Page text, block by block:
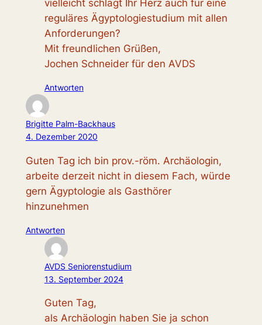
vielleicht schlägt Ihr Herz auch für eine
reguläres Ägyptologiestudium mit allen
Anforderungen?
Mit freundlichen Grüßen,
Jochen Schneider für den AVDS
Antworten
Brigitte Palm-Backhaus
4. Dezember 2020
Guten Tag ich bin prov.-röm. Archäologin,
arbeite derzeit nicht in diesem Fach, würde
gern Ägyptologie als Gasthörer
hinzunehmen
Antworten
AVDS Seniorenstudium
13. September 2024
Guten Tag,
als Archäologin haben Sie ja schon